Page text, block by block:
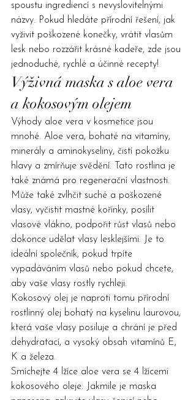
spoustu ingrediencí s nevyslovitelnými
názvy. Pokud hledáte přírodní řešení, jak
vyživit poškozené konečky, vrátit vlasům
lesk nebo rozzářit krásné kadeře, zde jsou
jednoduché, rychlé a účinné recepty!
Výživná maska ​​s aloe vera
a kokosovým olejem
Výhody aloe vera v kosmetice jsou
mnohé. Aloe vera, bohaté na vitamíny,
minerály a aminokyseliny, čistí pokožku
hlavy a zmírňuje svědění. Tato rostlina je
také známá pro regenerační vlastnosti.
Může také zvlhčit suché a poškozené
vlasy, vyčistit mastné kořínky, posílit
vlasové vlákno, podpořit růst vlasů nebo
dokonce udělat vlasy lesklejšími. Je to
ideální společník, pokud trpíte
vypadáváním vlasů nebo pokud chcete,
aby vaše vlasy rostly rychleji.
Kokosový olej je naproti tomu přírodní
rostlinný olej bohatý na kyselinu laurovou,
která vaše vlasy posiluje a chrání je před
dehydratací, a vysoký obsah vitamínů E,
K a železa.
Smíchejte 4 lžíce aloe vera se 4 lžícemi
kokosového oleje. Jakmile je maska ​​